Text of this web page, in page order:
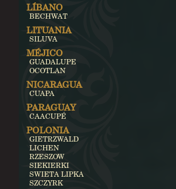
LÍBANO
BECHWAT
LITUANIA
SILUVA
MÉJICO
GUADALUPE
OCOTLAN
NICARAGUA
CUAPA
PARAGUAY
CAACUPÉ
POLONIA
GIETRZWALD
LICHEN
RZESZOW
SIEKIERKI
SWIETA LIPKA
SZCZYRK